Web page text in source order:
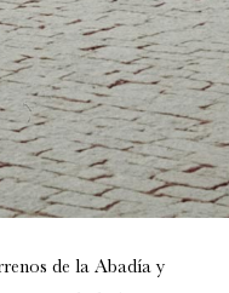
de la Abadía y